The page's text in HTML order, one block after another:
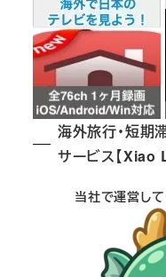
海外旅行・短期
サービス【Xiao
当社で運営して